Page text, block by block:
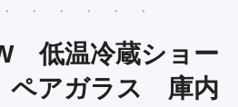
低温冷蔵ショー
アガラス 庫内